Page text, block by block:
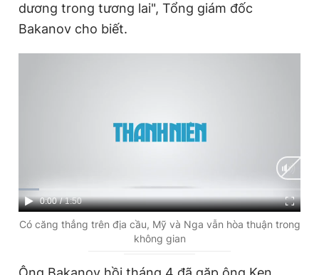
dương trong tương lai", Tổng giám đốc
Bakanov cho biết.
C
u
0:00 / D
u
1:50
Có căng thẳng trên địa cầu, Mỹ và Nga vẫn hòa thuận trong
không gian